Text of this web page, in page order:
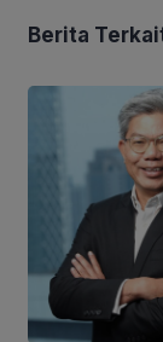
Berita